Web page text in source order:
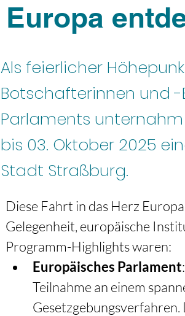
Europa
Als feierlicher
Botschafterinnen und
Parlaments unternahm
bis 03. Oktober 2025
Stadt Straßburg.
Diese Fahrt in das Herz
Gelegenheit, europäische
Programm-Highlights waren:
Europäisches Parlament
Teilnahme an einem